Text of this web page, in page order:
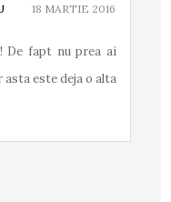
18 MARTIE 2016
De fapt nu prea ai
asta este deja o alta